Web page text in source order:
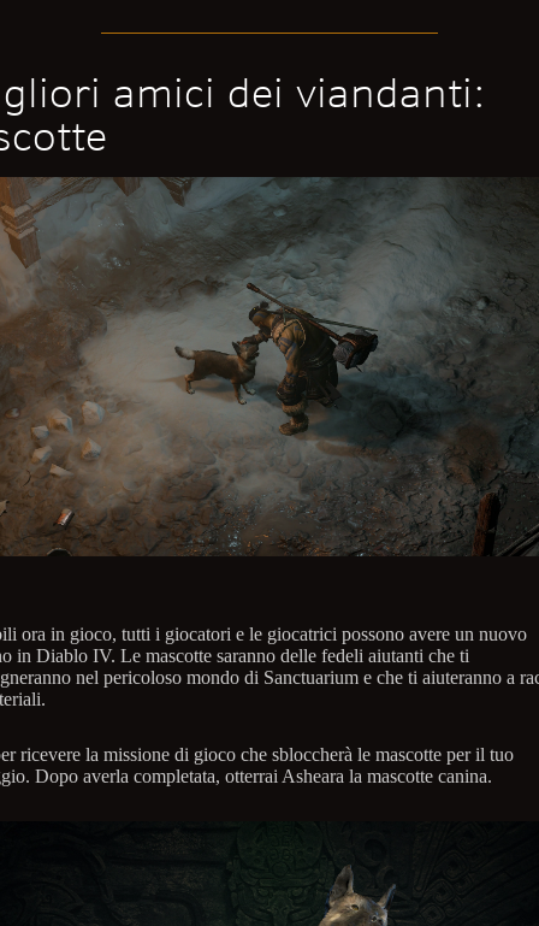
amici dei viandanti:
ora in gioco, tutti i giocatori e le giocatrici possono avere un nuovo
in Diablo IV. Le mascotte saranno delle fedeli aiutanti che ti
nel pericoloso mondo di Sanctuarium e che ti aiuteranno a
ricevere la missione di gioco che sbloccherà le mascotte per il tuo
Dopo averla completata, otterrai Asheara la mascotte canina.